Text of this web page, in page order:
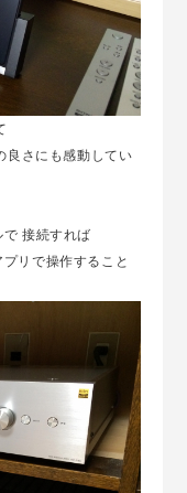
良さにも感動してい
接続すれば
リで操作すること